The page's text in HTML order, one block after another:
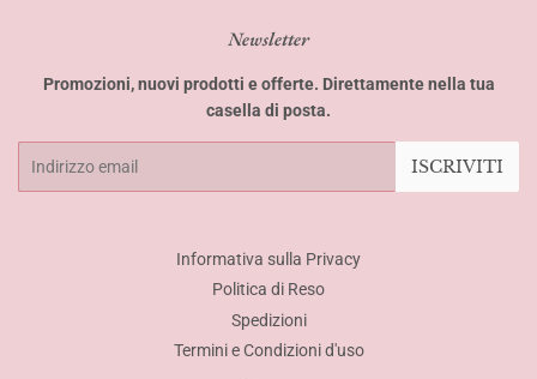
Newsletter
Promozioni, nuovi prodotti e offerte. Direttamente nella tua
casella di posta.
ISCRIVITI
Informativa sulla Privacy
Politica di Reso
Spedizioni
Termini e Condizioni d'uso